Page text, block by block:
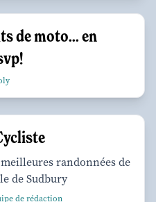
de moto... en
randonnées de
de Sudbury
de rédaction